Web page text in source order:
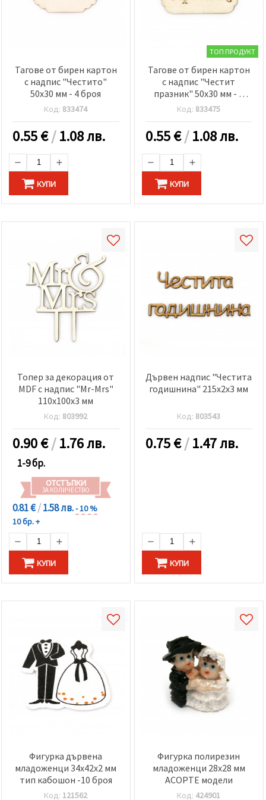
Тагове от бирен картон
с надпис "Честито"
50x30 мм - 4 броя
Код: 833474
0.55€/1.08 лв.
КУПИ
ТОП ПРОДУКТ
Тагове от бирен картон
с надпис "Честит
празник" 50x30 мм - 4
броя
Код: 833475
0.55€/1.08 лв.
КУПИ
Топер за декорация от
MDF с надпис "Mr-Mrs"
110x100x3 мм
Код: 803992
0.90€/1.76 лв.
1-9 бр.
ОТСТЪПКИ
ЗА КОЛИЧЕСТВО
0.81 €/1.58 лв.- 10 %
10 бр. +
КУПИ
Дървен надпис "Честита
годишнина" 215x2x3 мм
Код: 803543
0.75€/1.47 лв.
КУПИ
Фигурка дървена
младоженци 34x42x2 мм
тип кабошон -10 броя
Код: 121562
Фигурка полирезин
младоженци 28x28 мм
АСОРТЕ модели
Код: 424901